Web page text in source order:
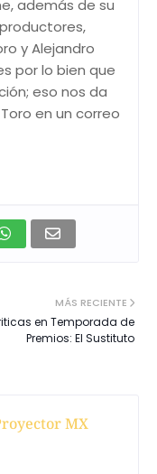
además de su
y Alejandro
por lo bien que
eso nos da
en un correo
MÁS RECIENTE
en Temporada de
Premios: El Sustituto
MX